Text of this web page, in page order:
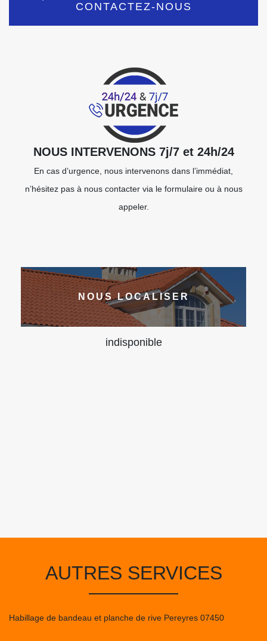
CONTACTEZ-NOUS
NOUS INTERVENONS 7j/7 et 24h/24
En cas d’urgence, nous intervenons dans l’immédiat,
n’hésitez pas à nous contacter via le formulaire ou à nous
appeler.
NOUS LOCALISER
indisponible
AUTRES SERVICES
Habillage de bandeau et planche de rive Pereyres 07450